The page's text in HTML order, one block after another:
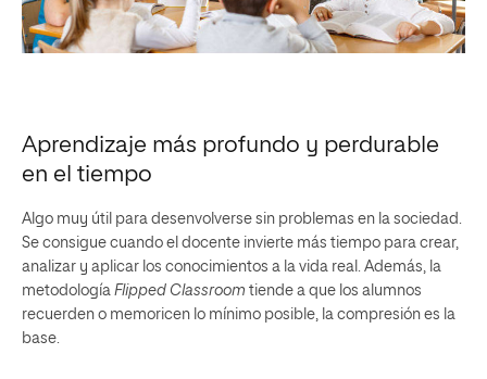
Aprendizaje más profundo y perdurable
en el tiempo
Algo muy útil para desenvolverse sin problemas en la sociedad.
Se consigue cuando el docente invierte más tiempo para crear,
analizar y aplicar los conocimientos a la vida real. Además, la
metodología Flipped Classroom tiende a que los alumnos
recuerden o memoricen lo mínimo posible, la compresión es la
base.